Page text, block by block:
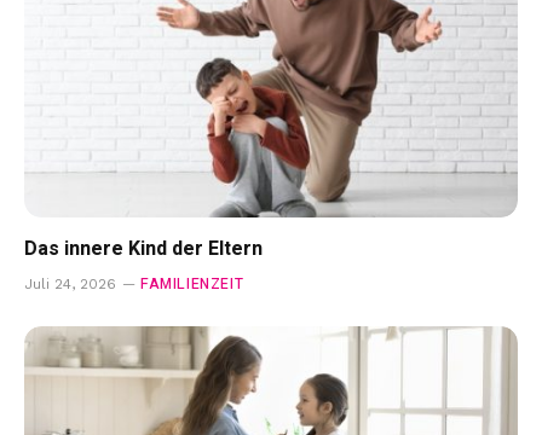
Das innere Kind der Eltern
Juli 24, 2026 FAMILIENZEIT